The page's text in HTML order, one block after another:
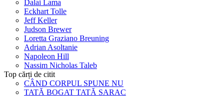
Dalai Lama
Eckhart Tolle
Jeff Keller
Judson Brewer
Loretta Graziano Breuning
Adrian Asoltanie
Napoleon Hill
Nassim Nicholas Taleb
Top cărți de citit
CÂND CORPUL SPUNE NU
TATĂ BOGAT TATĂ SARAC